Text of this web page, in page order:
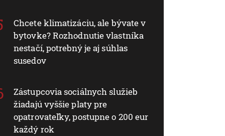
Chcete klimatizáciu, ale bývate v
bytovke? Rozhodnutie vlastníka
nestačí, potrebný je aj súhlas
susedov
Zástupcovia sociálnych služieb
žiadajú vyššie platy pre
opatrovateľky, postupne o 200 eur
každý rok